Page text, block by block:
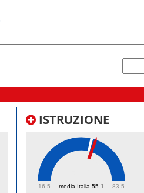
ISTRUZIONE
media Italia 55.1
16.5 83.5